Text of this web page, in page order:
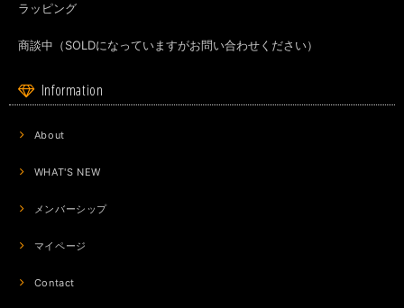
ラッピング
商談中（SOLDになっていますがお問い合わせください）
Information
About
WHAT'S NEW
メンバーシップ
マイページ
Contact